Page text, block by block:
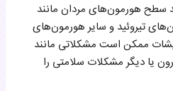
سطح هورمون‌های مردان مانند
تیروئید و سایر هورمون‌های
ممکن است مشکلاتی مانند
یا دیگر مشکلات سلامتی را